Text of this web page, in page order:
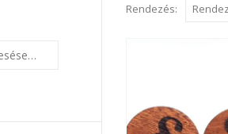
Rendezés: